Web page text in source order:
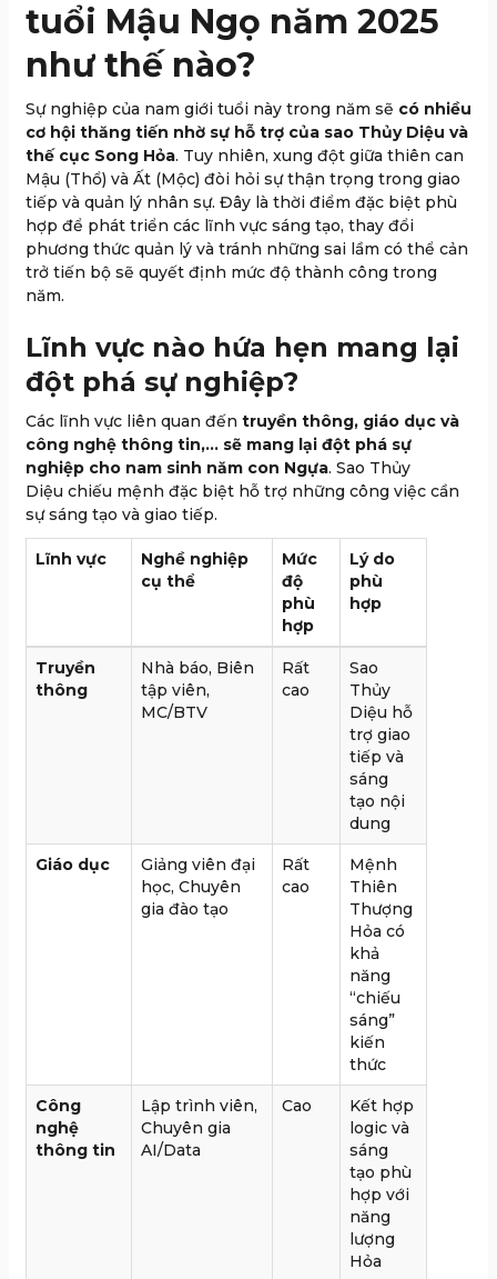
tuổi Mậu Ngọ năm 2025
như thế nào?
Sự nghiệp của nam giới tuổi này trong năm sẽ có nhiều
cơ hội thăng tiến nhờ sự hỗ trợ của sao Thủy Diệu và
thế cục Song Hỏa. Tuy nhiên, xung đột giữa thiên can
Mậu (Thổ) và Ất (Mộc) đòi hỏi sự thận trọng trong giao
tiếp và quản lý nhân sự. Đây là thời điểm đặc biệt phù
hợp để phát triển các lĩnh vực sáng tạo, thay đổi
phương thức quản lý và tránh những sai lầm có thể cản
trở tiến bộ sẽ quyết định mức độ thành công trong
năm.
Lĩnh vực nào hứa hẹn mang lại
đột phá sự nghiệp?
Các lĩnh vực liên quan đến truyền thông, giáo dục và
công nghệ thông tin,… sẽ mang lại đột phá sự
nghiệp cho nam sinh năm con Ngựa. Sao Thủy
Diệu chiếu mệnh đặc biệt hỗ trợ những công việc cần
sự sáng tạo và giao tiếp.
Lĩnh vực
Nghề nghiệp
cụ thể
Mức
độ
phù
hợp
Lý do
phù
hợp
Truyền
thông
Nhà báo, Biên
tập viên,
MC/BTV
Rất
cao
Sao
Thủy
Diệu hỗ
trợ giao
tiếp và
sáng
tạo nội
dung
Giáo dục
Giảng viên đại
học, Chuyên
gia đào tạo
Rất
cao
Mệnh
Thiên
Thượng
Hỏa có
khả
năng
“chiếu
sáng”
kiến
thức
Công
nghệ
thông tin
Lập trình viên,
Chuyên gia
AI/Data
Cao
Kết hợp
logic và
sáng
tạo phù
hợp với
năng
lượng
Hỏa